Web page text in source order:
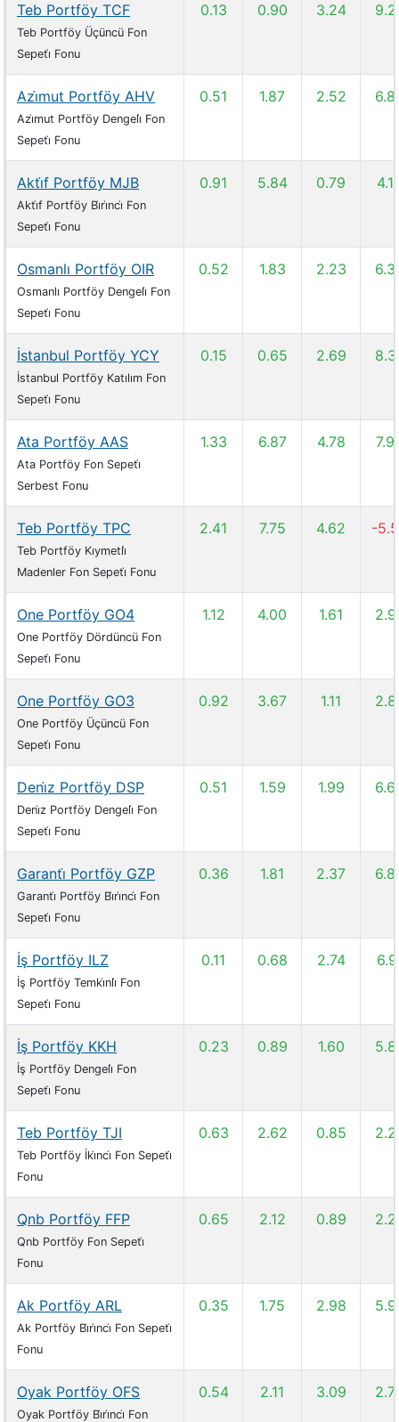
Teb Portföy TCF
Teb Portföy Üçüncü Fon
Sepeti̇ Fonu
0.13 0.90 3.24
Azi̇mut Portföy AHV
Azi̇mut Portföy Dengeli̇ Fon
Sepeti̇ Fonu
0.51 1.87 2.52
Akti̇f Portföy MJB
Akti̇f Portföy Bi̇ri̇nci̇ Fon
Sepeti̇ Fonu
0.91 5.84 0.79
Osmanlı Portföy OIR
Osmanlı Portföy Dengeli̇ Fon
Sepeti̇ Fonu
0.52 1.83 2.23
İstanbul Portföy YCY
İstanbul Portföy Katılım Fon
Sepeti̇ Fonu
0.15 0.65 2.69
Ata Portföy AAS
Ata Portföy Fon Sepeti̇
Serbest Fonu
1.33 6.87 4.78
Teb Portföy TPC
Teb Portföy Kıymetli̇
Madenler Fon Sepeti̇ Fonu
2.41 7.75 4.62 -
One Portföy GO4
One Portföy Dördüncü Fon
Sepeti̇ Fonu
1.12 4.00 1.61
One Portföy GO3
One Portföy Üçüncü Fon
Sepeti̇ Fonu
0.92 3.67 1.11
Deni̇z Portföy DSP
Deni̇z Portföy Dengeli̇ Fon
Sepeti̇ Fonu
0.51 1.59 1.99
Garanti̇ Portföy GZP
Garanti̇ Portföy Bi̇ri̇nci̇ Fon
Sepeti̇ Fonu
0.36 1.81 2.37
İş Portföy ILZ
İş Portföy Temki̇nli̇ Fon
Sepeti̇ Fonu
0.11 0.68 2.74
İş Portföy KKH
İş Portföy Dengeli̇ Fon
Sepeti̇ Fonu
0.23 0.89 1.60
Teb Portföy TJI
Teb Portföy İki̇nci̇ Fon Sepeti̇
Fonu
0.63 2.62 0.85
Qnb Portföy FFP
Qnb Portföy Fon Sepeti̇
Fonu
0.65 2.12 0.89
Ak Portföy ARL
Ak Portföy Bi̇ri̇nci̇ Fon Sepeti̇
Fonu
0.35 1.75 2.98
Oyak Portföy OFS
Oyak Portföy Bi̇ri̇nci̇ Fon
0.54 2.11 3.09